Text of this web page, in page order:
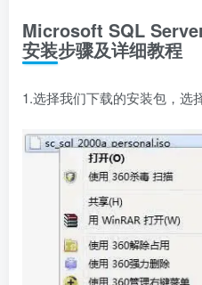
Microsoft SQL
安装步骤及详细教程
1.选择我们下载的安装包，选